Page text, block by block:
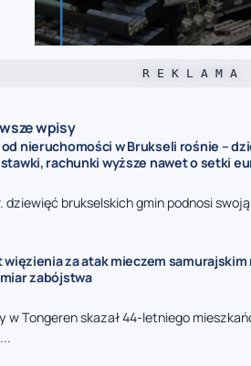
R E K L A M A
wpisy
nieruchomości w Brukseli rośnie –
rachunki wyższe nawet o setki
dziewięć brukselskich gmin podnosi
więzienia za atak mieczem samurajskim
zabójstwa
w Tongeren skazał 44-letniego